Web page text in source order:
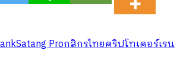
Satang Proกสิกรไทยคริปโทเคอร์เรน